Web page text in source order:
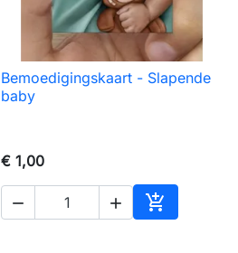
 Snel bekijken
Bemoedigingskaart - Slapende
baby
€ 1,00
  
In